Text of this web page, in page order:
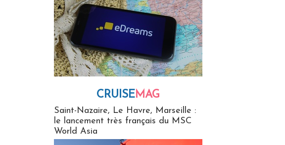
CRUISEMAG
Saint-Nazaire, Le Havre, Marseille :
le lancement très français du MSC
World Asia